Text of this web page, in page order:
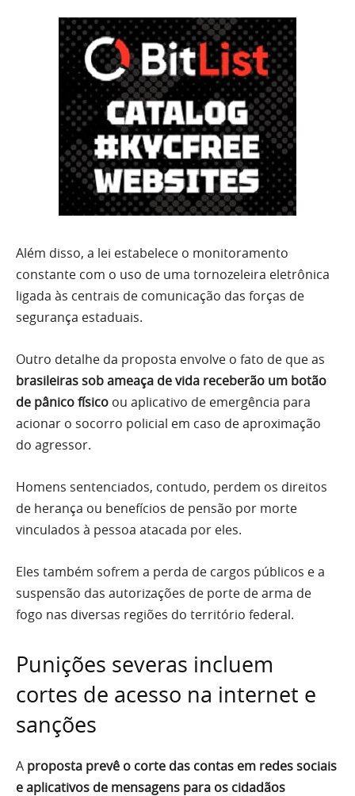
Além disso, a lei estabelece o monitoramento
constante com o uso de uma tornozeleira eletrônica
ligada às centrais de comunicação das forças de
segurança estaduais.
Outro detalhe da proposta envolve o fato de que as
brasileiras sob ameaça de vida receberão um botão
de pânico físico ou aplicativo de emergência para
acionar o socorro policial em caso de aproximação
do agressor.
Homens sentenciados, contudo, perdem os direitos
de herança ou benefícios de pensão por morte
vinculados à pessoa atacada por eles.
Eles também sofrem a perda de cargos públicos e a
suspensão das autorizações de porte de arma de
fogo nas diversas regiões do território federal.
Punições severas incluem
cortes de acesso na internet e
sanções
A proposta prevê o corte das contas em redes sociais
e aplicativos de mensagens para os cidadãos